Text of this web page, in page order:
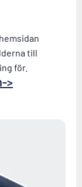
till
för.
>